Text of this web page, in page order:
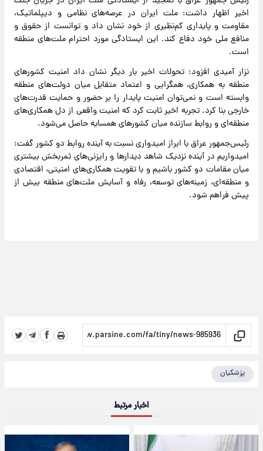
اخیر اظهار داشت: ملت ایران در عرصه‌های نظامی و دیپلماتیک،
مقاومت و پایداری کم‌نظیری از خود نشان داد و توانست از حقوق و
منافع ملی خود دفاع کند. این ایستادگی مورد احترام ملت‌های منطقه
است.
نزار آمیدی افزود: تحولات اخیر بار دیگر نشان داد امنیت کشورهای
منطقه به همکاری، همگرایی و اعتماد متقابل میان دولت‌های منطقه
وابسته است و نمی‌توان امنیت پایدار را بر حضور و حمایت قدرت‌های
خارجی بنا کرد. تجربه اخیر ثابت کرد که امنیت واقعی از دل همکاری‌های
منطقه‌ای و روابط سازنده میان کشورهای همسایه حاصل می‌شود.
رئیس‌جمهور عراق با ابراز امیدواری نسبت به آینده روابط دو کشور گفت:
امیدواریم در آینده نزدیک شاهد دیدارها و رایزنی‌های ثمربخش بیشتری
میان مقامات دو کشور باشیم و با تقویت همکاری‌های امنیتی، اقتصادی
و منطقه‌ای، زمینه‌های توسعه، رفاه و آسایش ملت‌های منطقه بیش از
پیش فراهم شود.
پزشکیان
اخبار مرتبط